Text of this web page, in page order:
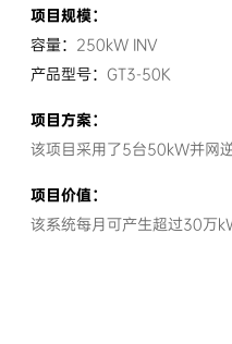
项目规模：
容量： 250kW INV
产品型号： GT3-50K
项目方案：
该项目采用了5台50kW并网逆
项目价值：
该系统每月可产生超过30万